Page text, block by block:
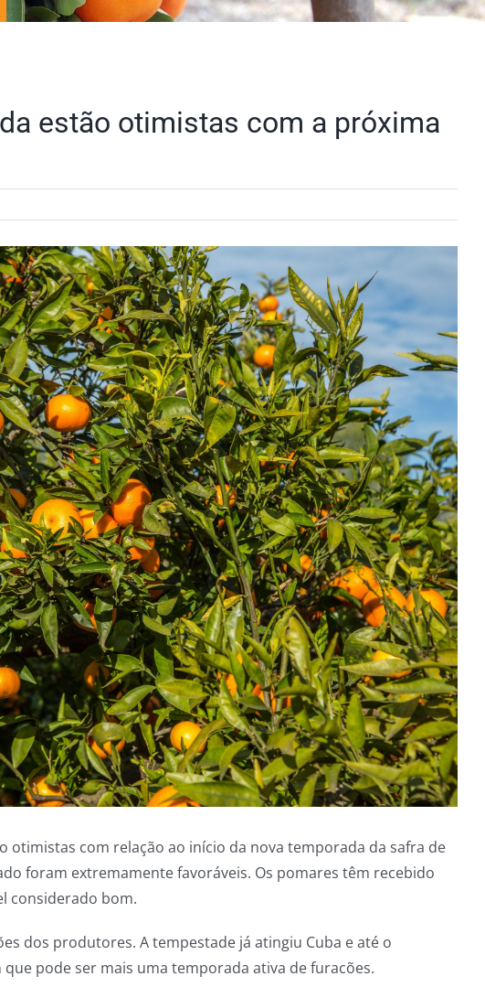
estão otimistas com a próxima
otimistas com relação ao início da nova temporada da safra de
foram extremamente favoráveis. Os pomares têm recebido
considerado bom.
dos produtores. A tempestade já atingiu Cuba e até o
pode ser mais uma temporada ativa de furacões.